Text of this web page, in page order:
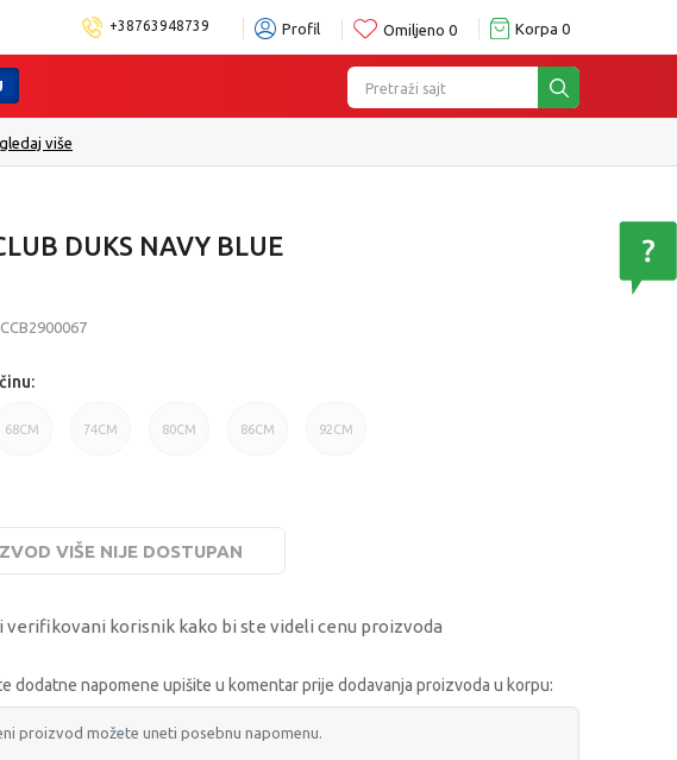
+38763948739 Profil Omiljeno 0 Korpa 0
Pretraži sajt
više
DUKS NAVY BLUE
CCB2900067
68CM 74CM 80CM 86CM 92CM
VIŠE NIJE DOSTUPAN
verifikovani korisnik kako bi ste videli cenu proizvoda
dodatne napomene upišite u komentar prije dodavanja proizvoda u korpu: